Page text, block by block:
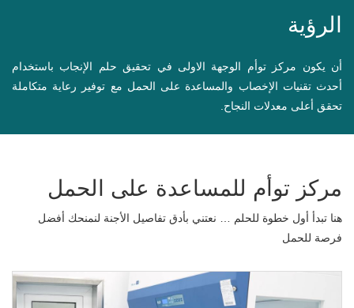
الرؤية
أن يكون مركز توأم الوجهة الاولى في تحقيق حلم الإنجاب باستخدام
أحدث تقنيات الإخصاب والمساعدة على الحمل مع توفير رعاية متكاملة
تحقق أعلى معدلات النجاح.
مركز توأم للمساعدة على الحمل
هنا تبدأ أول خطوة للحلم … نعتني بأدق تفاصيل الأجنة لنمنحك أفضل
فرصة للحمل